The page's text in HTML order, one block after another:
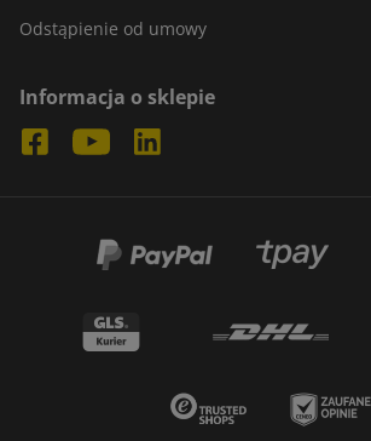
Odstąpienie od umowy
Informacja o sklepie